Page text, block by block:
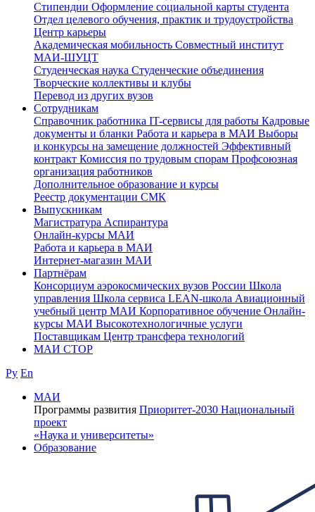
Стипендии Оформление социальной карты студента
Отдел целевого обучения, практик и трудоустройства
Центр карьеры
Академическая мобильность Совместный институт
МАИ-ШУЦТ
Студенческая наука Студенческие объединения
Творческие коллективы и клубы
Перевод из других вузов
Сотрудникам
Cправочник работника IT-сервисы для работы Кадровые
документы и бланки Работа и карьера в МАИ Выборы
и конкурсы на замещение должностей Эффективный
контракт Комиссия по трудовым спорам Профсоюзная
организация работников
Дополнительное образование и курсы
Реестр документации СМК
Выпускникам
Магистратура Аспирантура
Онлайн-курсы МАИ
Работа и карьера в МАИ
Интернет-магазин МАИ
Партнёрам
Консорциум аэрокосмических вузов России Школа
управления Школа сервиса LEAN-школа Авиационный
учебный центр МАИ Корпоративное обучение Онлайн-
курсы МАИ Высокотехнологичные услуги
Поставщикам Центр трансфера технологий
МАИ СТОР
Ру En
МАИ
Программы развития Приоритет-2030 Национальный
проект
«Наука и университеты»
Образование